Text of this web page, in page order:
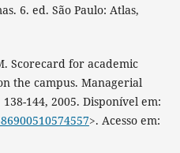
6. ed. São Paulo: Atlas,
Scorecard for academic
the campus. Managerial
144, 2005. Disponível em:
>. Acesso em: